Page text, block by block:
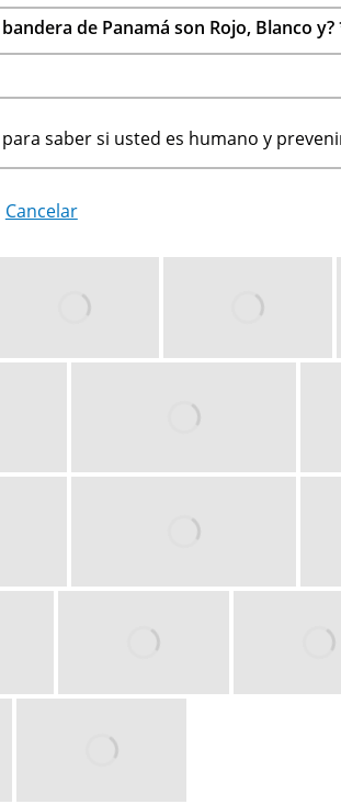
de Panamá son Rojo, Blanco y?
saber si usted es humano y
Cancelar